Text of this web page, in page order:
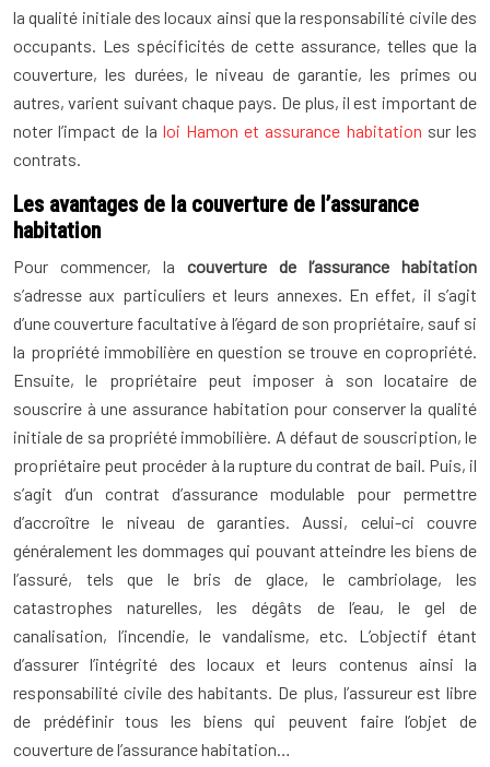
la qualité initiale des locaux ainsi que la responsabilité civile des
occupants. Les spécificités de cette assurance, telles que la
couverture, les durées, le niveau de garantie, les primes ou
autres, varient suivant chaque pays. De plus, il est important de
noter l’impact de la loi Hamon et assurance habitation sur les
contrats.
Les avantages de la couverture de l’assurance
habitation
Pour commencer, la couverture de l’assurance habitation
s’adresse aux particuliers et leurs annexes. En effet, il s’agit
d’une couverture facultative à l’égard de son propriétaire, sauf si
la propriété immobilière en question se trouve en copropriété.
Ensuite, le propriétaire peut imposer à son locataire de
souscrire à une assurance habitation pour conserver la qualité
initiale de sa propriété immobilière. A défaut de souscription, le
propriétaire peut procéder à la rupture du contrat de bail. Puis, il
s’agit d’un contrat d’assurance modulable pour permettre
d’accroître le niveau de garanties. Aussi, celui-ci couvre
généralement les dommages qui pouvant atteindre les biens de
l’assuré, tels que le bris de glace, le cambriolage, les
catastrophes naturelles, les dégâts de l’eau, le gel de
canalisation, l’incendie, le vandalisme, etc. L’objectif étant
d’assurer l’intégrité des locaux et leurs contenus ainsi la
responsabilité civile des habitants. De plus, l’assureur est libre
de prédéfinir tous les biens qui peuvent faire l’objet de
couverture de l’assurance habitation…